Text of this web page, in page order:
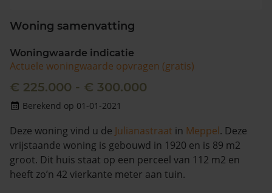
Woning samenvatting
Woningwaarde indicatie
Actuele woningwaarde opvragen (gratis)
€ 225.000 - € 300.000
Berekend op 01-01-2021
Deze woning vind u de Julianastraat in Meppel. Deze
vrijstaande woning is gebouwd in 1920 en is 89 m2
groot. Dit huis staat op een perceel van 112 m2 en
heeft zo’n 42 vierkante meter aan tuin.